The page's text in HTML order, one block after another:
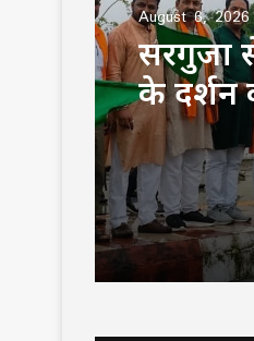
August 6, 2026
सरगुजा
के दर्शन
भारत